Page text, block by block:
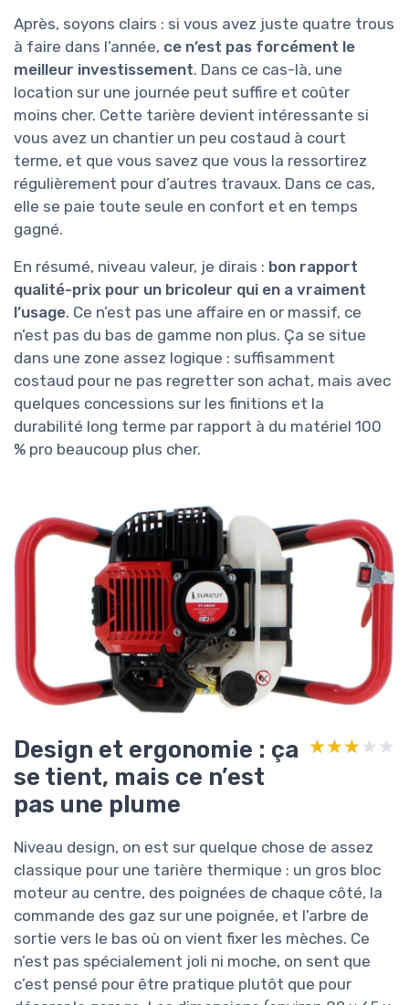
Après, soyons clairs : si vous avez juste quatre trous
à faire dans l’année, ce n’est pas forcément le
meilleur investissement. Dans ce cas-là, une
location sur une journée peut suffire et coûter
moins cher. Cette tarière devient intéressante si
vous avez un chantier un peu costaud à court
terme, et que vous savez que vous la ressortirez
régulièrement pour d’autres travaux. Dans ce cas,
elle se paie toute seule en confort et en temps
gagné.
En résumé, niveau valeur, je dirais : bon rapport
qualité-prix pour un bricoleur qui en a vraiment
l’usage. Ce n’est pas une affaire en or massif, ce
n’est pas du bas de gamme non plus. Ça se situe
dans une zone assez logique : suffisamment
costaud pour ne pas regretter son achat, mais avec
quelques concessions sur les finitions et la
durabilité long terme par rapport à du matériel 100
% pro beaucoup plus cher.
Design et ergonomie : ça
se tient, mais ce n’est
pas une plume
★★★★★
★★★★★
Niveau design, on est sur quelque chose de assez
classique pour une tarière thermique : un gros bloc
moteur au centre, des poignées de chaque côté, la
commande des gaz sur une poignée, et l’arbre de
sortie vers le bas où on vient fixer les mèches. Ce
n’est pas spécialement joli ni moche, on sent que
c’est pensé pour être pratique plutôt que pour